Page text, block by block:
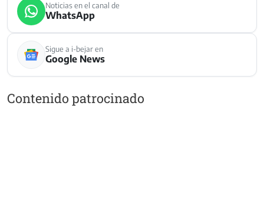
Noticias en el canal de
WhatsApp
Sigue a i-bejar en
Google News
Contenido patrocinado